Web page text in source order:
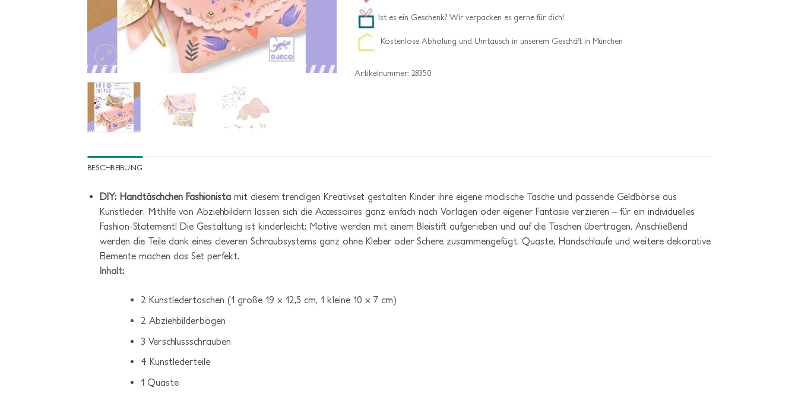
Ist es ein Geschenk? Wir verpacken es gerne für dich!
Kostenlose Abholung und Umtausch in unserem Geschäft in München
Artikelnummer: 28350
BESCHREIBUNG
DIY: Handtäschchen Fashionista mit diesem trendigen Kreativset gestalten Kinder ihre eigene modische Tasche und passende Geldbörse aus
Kunstleder. Mithilfe von Abziehbildern lassen sich die Accessoires ganz einfach nach Vorlagen oder eigener Fantasie verzieren – für ein individuelles
Fashion-Statement! Die Gestaltung ist kinderleicht: Motive werden mit einem Bleistift aufgerieben und auf die Taschen übertragen. Anschließend
werden die Teile dank eines cleveren Schraubsystems ganz ohne Kleber oder Schere zusammengefügt. Quaste, Handschlaufe und weitere dekorative
Elemente machen das Set perfekt.
Inhalt:
2 Kunstledertaschen (1 große 19 x 12,5 cm, 1 kleine 10 x 7 cm)
2 Abziehbilderbögen
3 Verschlussschrauben
4 Kunstlederteile
1 Quaste